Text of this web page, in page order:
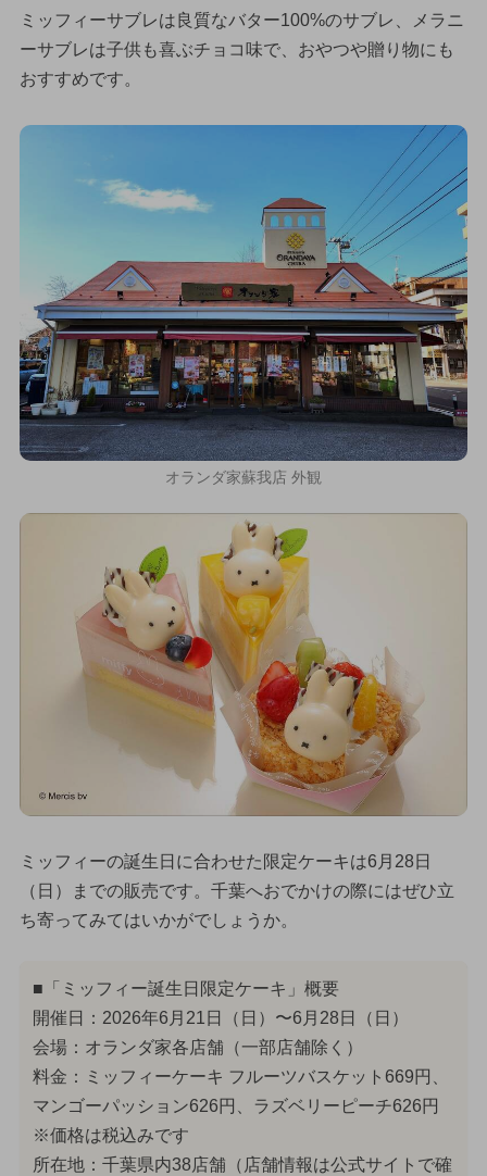
ミッフィーサブレは良質なバター100%のサブレ、メラニ
ーサブレは子供も喜ぶチョコ味で、おやつや贈り物にも
おすすめです。
オランダ家蘇我店 外観
ミッフィーの誕生日に合わせた限定ケーキは6月28日
（日）までの販売です。千葉へおでかけの際にはぜひ立
ち寄ってみてはいかがでしょうか。
■「ミッフィー誕生日限定ケーキ」概要
開催日：2026年6月21日（日）〜6月28日（日）
会場：オランダ家各店舗（一部店舗除く）
料金：ミッフィーケーキ フルーツバスケット669円、
マンゴーパッション626円、ラズベリーピーチ626円
※価格は税込みです
所在地：千葉県内38店舗（店舗情報は公式サイトで確